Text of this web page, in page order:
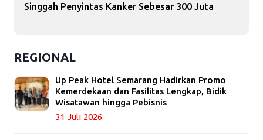
Singgah Penyintas Kanker Sebesar 300 Juta
REGIONAL
Up Peak Hotel Semarang Hadirkan Promo
Kemerdekaan dan Fasilitas Lengkap, Bidik
Wisatawan hingga Pebisnis
31 Juli 2026